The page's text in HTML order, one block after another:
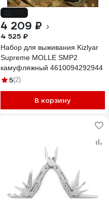
4 209 ₽
4 525 ₽
Набор для выживания Kizlyar
Supreme MOLLE SMP2
камуфляжный 4610094292944
5(2)
В корзину